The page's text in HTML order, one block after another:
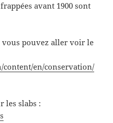
avant 1900 sont
pouvez aller voir le
content/en/conservation/
les slabs :